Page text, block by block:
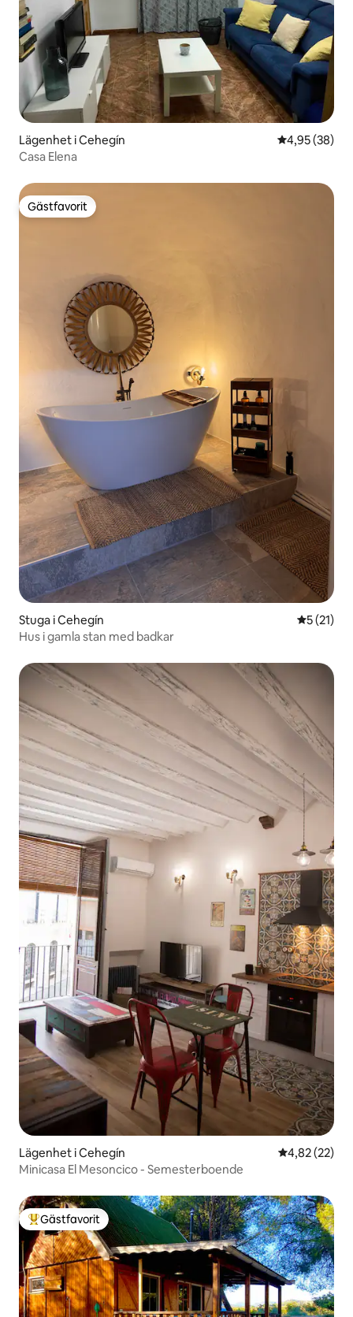
Lägenhet i Cehegín 4,95 av 5 i
4,95 (38)
Casa Elena
Gästfavorit
Gästfavorit
Stuga i Cehegín 5 av 5 i
5 (21)
Hus i gamla stan med badkar
Lägenhet i Cehegín 4,82 av 5 i
4,82 (22)
Minicasa El Mesoncico - Semesterboende
Populär gästfavorit
Gästfavorit